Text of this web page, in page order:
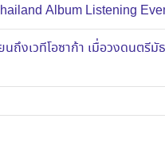
Album Listening
ถึงเวทีโอซาก้า เมื่อวงดนตรีมั